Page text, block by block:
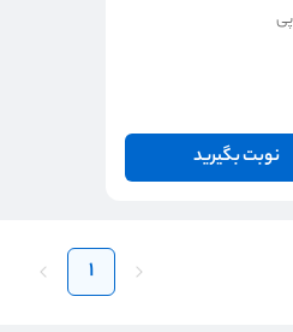
نوبت بگیرید
1